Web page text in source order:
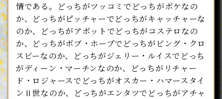
情である。どっちがツッコミでどっちがボケなの
か、どっちがピッチャーでどっちがキャッチャーな
のか、どっちがアボットでどっちがコステロなの
か、どっちがボブ・ホープでどっちがビング・クロ
スビーなのか、どっちがジェリー・ルイスでどっち
がディーン・マーチンなのか、どっちがリチャー
ド・ロジャースでどっちがオスカー・ハマースタイ
ンⅡ世なのか、どっちがエンタツでどっちがアチャ